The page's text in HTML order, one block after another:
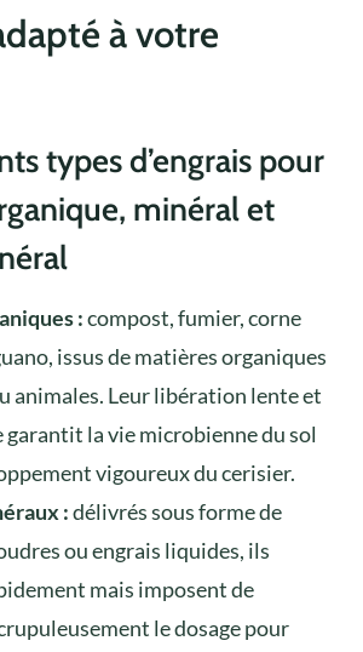
à votre
types d’engrais pour
minéral et
:compost, fumier, corne
issus de matières organiques
animales. Leur libération lente et
garantit la vie microbienne du sol
vigoureux du cerisier.
:délivrés sous forme de
ou engrais liquides, ils
mais imposent de
le dosage pour